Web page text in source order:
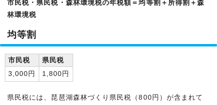
市民税・県民税・森林環境税の年税額＝均等割＋所得割＋森
林環境税
均等割
市民税
県民税
3,000円
1,800円
県民税には、琵琶湖森林づくり県民税（800円）が含まれて